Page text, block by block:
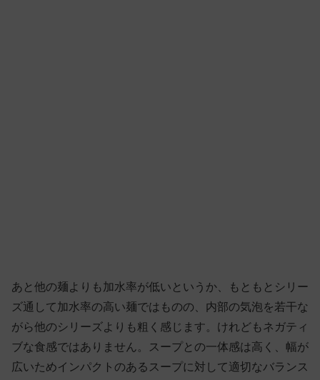
あと他の麺よりも加水率が低いというか、もともとシリー
ズ通して加水率の高い麺ではものの、内部の気泡を若干な
がら他のシリーズよりも粗く感じます。けれどもネガティ
ブな食感ではありません。スープとの一体感は高く、幅が
広いためインパクトのあるスープに対して適切なバランス